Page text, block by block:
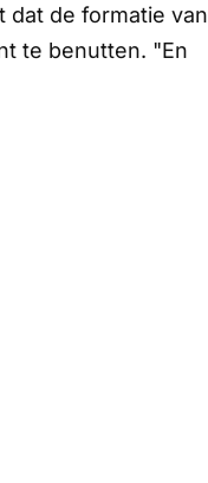
dat de formatie van
te benutten. "En